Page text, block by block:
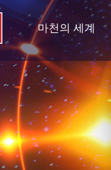
마천의 세계